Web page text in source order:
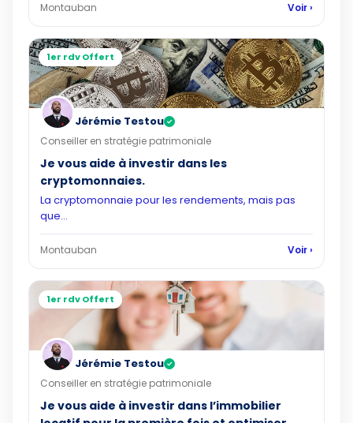
Montauban Voir ›
1er rdv Offert
Jérémie Testou ✓
Conseiller en stratégie patrimoniale
Je vous aide à investir dans les
cryptomonnaies.
La cryptomonnaie pour les rendements, mais pas
que...
Montauban Voir ›
1er rdv Offert
Jérémie Testou ✓
Conseiller en stratégie patrimoniale
Je vous aide à investir dans l’immobilier